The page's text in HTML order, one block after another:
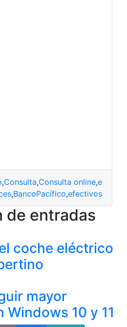
,Consulta,Consulta online,
,BancoPacífico,efectivos
de entradas
coche eléctrico
mayor
10 y 11